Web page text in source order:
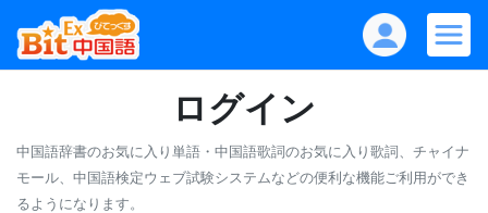
ログイン
中国語辞書のお気に入り単語・中国語歌詞のお気に入り歌詞、チャイナ
モール、中国語検定ウェブ試験システムなどの便利な機能ご利用ができ
るようになります。